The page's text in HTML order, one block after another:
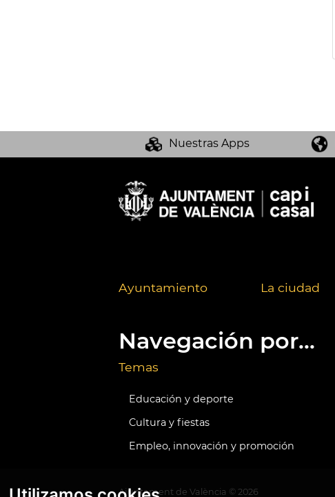
Nuestras Apps
Ayuntamiento La ciudad
Navegación por...
Temas
Educación y deporte
Cultura y fiestas
Empleo, innovación y promoción
Ajuntament de València © 2026